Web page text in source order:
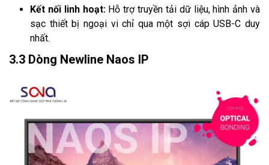
Kết nối linh hoạt: Hỗ trợ truyền tải dữ liệu, hình ảnh và
sạc thiết bị ngoại vi chỉ qua một sợi cáp USB-C duy
nhất.
3.3 Dòng Newline Naos IP